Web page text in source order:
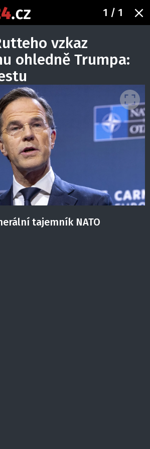
1 / 1
vzkaz
ohledně Trumpa:
tajemník NATO